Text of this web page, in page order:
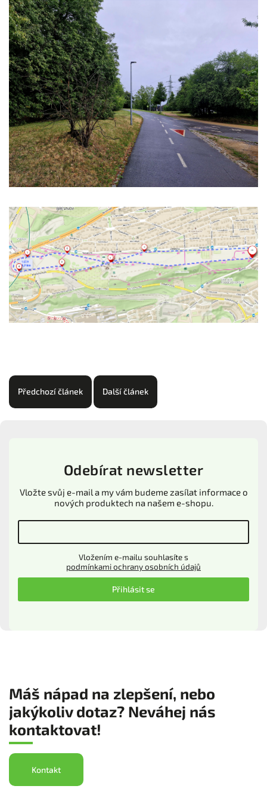
Předchozí článek Další článek
Odebírat newsletter
Vložte svůj e-mail a my vám budeme zasílat informace o
nových produktech na našem e-shopu.
podmínkami ochrany osobních údajů
Přihlásit se
Máš nápad na zlepšení, nebo
jakýkoliv dotaz? Neváhej nás
kontaktovat!
Kontakt